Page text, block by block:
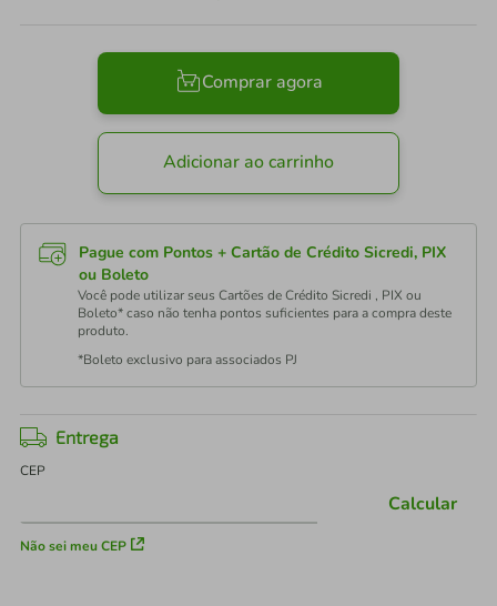
Comprar agora
Adicionar ao carrinho
Pague com Pontos + Cartão de Crédito Sicredi, PIX
ou Boleto
Você pode utilizar seus Cartões de Crédito Sicredi , PIX ou
Boleto* caso não tenha pontos suficientes para a compra deste
produto.
*Boleto exclusivo para associados PJ
Entrega
CEP
Não sei meu CEP
Calcular